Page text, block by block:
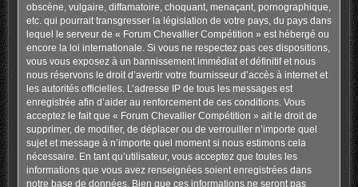
obscène, vulgaire, diffamatoire, choquant, menaçant, pornographique,
etc. qui pourrait transgresser la législation de votre pays, du pays dans
lequel le serveur de « Forum Chevallier Compétition » est hébergé ou
encore la loi internationale. Si vous ne respectez pas ces dispositions,
vous vous exposez à un bannissement immédiat et définitif et nous
nous réservons le droit d’avertir votre fournisseur d’accès à internet et
les autorités officielles. L’adresse IP de tous les messages est
enregistrée afin d’aider au renforcement de ces conditions. Vous
acceptez le fait que « Forum Chevallier Compétition » ait le droit de
supprimer, de modifier, de déplacer ou de verrouiller n’importe quel
sujet et message à n’importe quel moment si nous estimons cela
nécessaire. En tant qu’utilisateur, vous acceptez que toutes les
informations que vous avez renseignées soient enregistrées dans
notre base de données. Bien que ces informations ne seront pas